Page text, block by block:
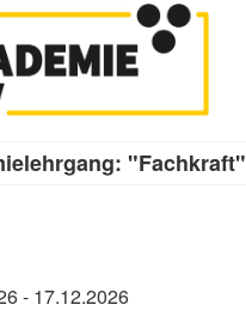
"Fachkraft"
- 17.12.2026